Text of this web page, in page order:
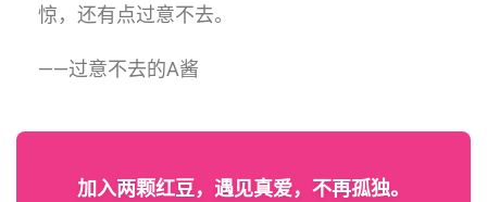
惊，还有点过意不去。
——过意不去的A酱
加入两颗红豆，遇见真爱，不再孤独。